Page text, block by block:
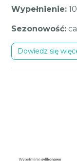
Wypełnienie:
Sezonowość:
Dowiedz się